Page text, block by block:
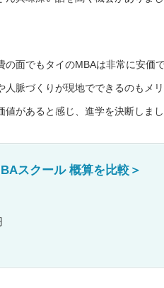
の面でもタイのMBAは非常に安価
人脈づくりが現地でできるのもメ
値があると感じ、進学を決断しま
スクール 概算を比較＞